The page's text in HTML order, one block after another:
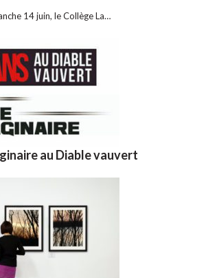
14 juin, le Collège La…
au Diable vauvert